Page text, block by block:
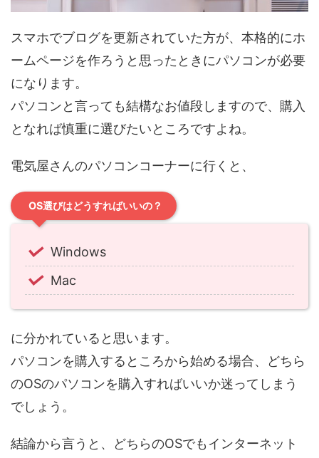
スマホでブログを更新されていた方が、本格的にホ
ームページを作ろうと思ったときにパソコンが必要
になります。
パソコンと言っても結構なお値段しますので、購入
となれば慎重に選びたいところですよね。
電気屋さんのパソコンコーナーに行くと、
OS選びはどうすればいいの？
Windows
Mac
に分かれている と思います。
パソコンを購入するところから始める場合、どちら
のOSのパソコンを購入すればいいか迷ってしまう
でしょう。
結論から言うと、
どちらのOSでもインターネット